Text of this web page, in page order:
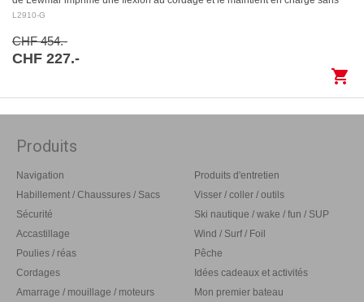
l’endommager Largage contrôlé: le levier…
L2910-G
CHF 454.-
CHF 227.-
shopping_cart
Produits
Navigation
Habillement / Chaussures / Sacs
Sécurité
Accastillage
Poulies / réas
Cordages
Amarrage / mouillage / moteurs
Produits d'entretien
Visser / coller / outils
Ski nautique / wake / fun / SUP
Wind / Surf / Foil
Pêche
Idées cadeaux et activités
Mon premier bateau